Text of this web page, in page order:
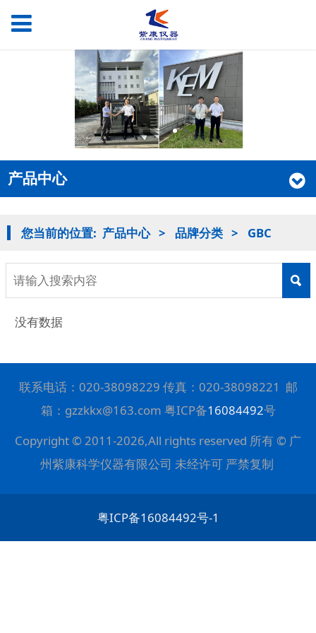
产品中心
您当前的位置: 产品中心 > 品牌分类 > GBC
没有数据
联系电话： 020-38098229 传真： 020-38098221 邮
箱：gzzkkx@163.com 粤ICP备16084492号
Copyright © 2011-2026,All rights reserved 所有 © 广
州紫康科学仪器有限公司 未经许可 严禁复制
粤ICP备16084492号-1